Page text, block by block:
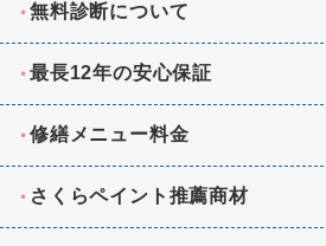
無料診断について
最長12年の安心保証
修繕メニュー料金
さくらペイント推薦商材